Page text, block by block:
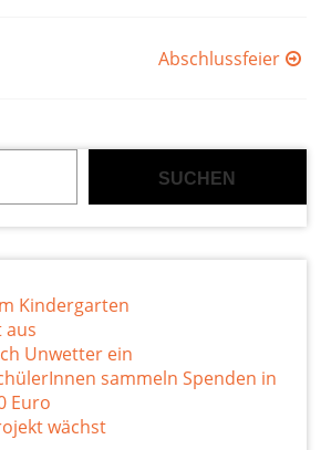
Abschlussfeier
SUCHEN
Kindergarten
aus
Unwetter ein
sammeln Spenden in
Euro
wächst